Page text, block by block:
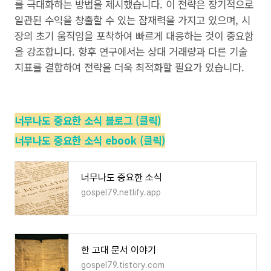
를 극대화하는 방법을 제시했습니다. 이 전략은 장기적으로
일관된 수익을 창출할 수 있는 잠재력을 가지고 있으며, 시
장의 초기 움직임을 포착하여 빠르게 대응하는 것이 중요함
을 강조합니다. 향후 연구에서는 상대 거래량과 다른 기술
지표를 결합하여 전략을 더욱 최적화할 필요가 있습니다.
너무나도 중요한 소식 블로그 (클릭)
너무나도 중요한 소식 ebook (클릭)
너무나도 중요한 소식
gospel79.netlify.app
한 고대 문서 이야기
gospel79.tistory.com